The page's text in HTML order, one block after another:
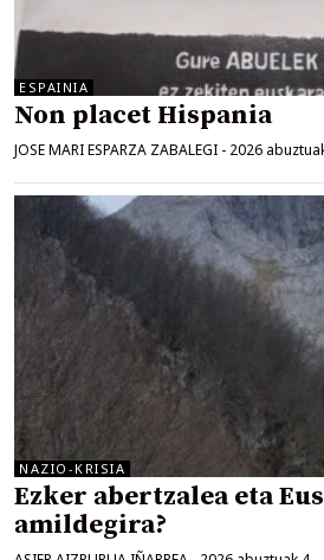
ESPAINIA
Non placet Hispania
JOSE MARI ESPARZA ZABALEGI - 2026
NAZIO-KRISIA
Ezker abertzalea eta
amildegira?